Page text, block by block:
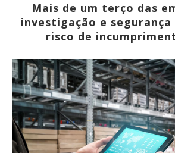
Mais de um terço das
investigação e
risco de